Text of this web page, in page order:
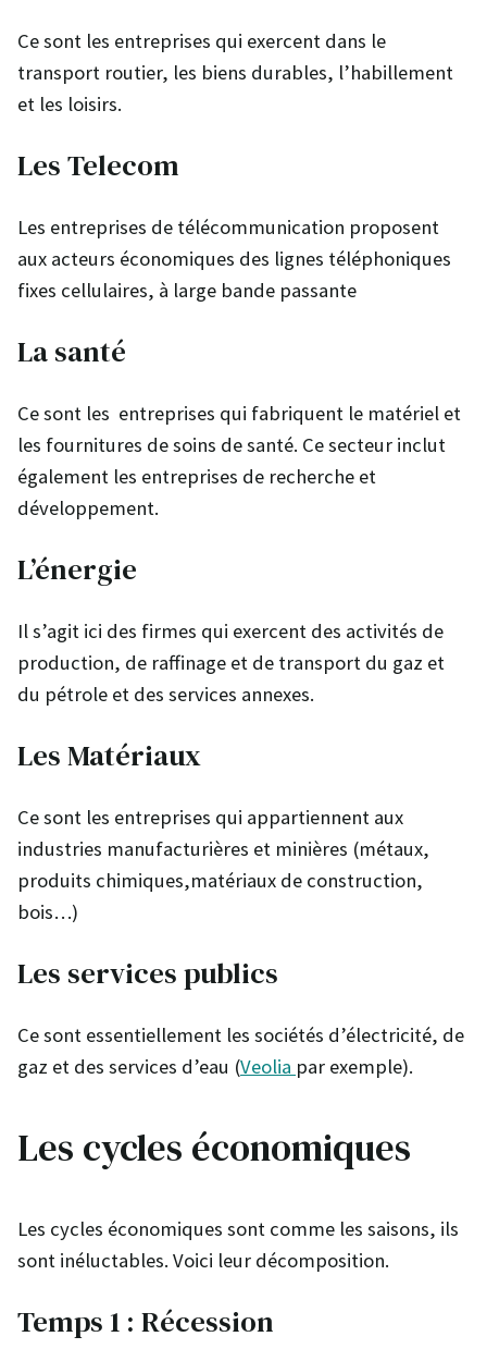
Ce sont les entreprises qui exercent dans le
transport routier, les biens durables, l’habillement
et les loisirs.
Les Telecom
Les entreprises de télécommunication proposent
aux acteurs économiques des lignes téléphoniques
fixes cellulaires, à large bande passante
La santé
Ce sont les entreprises qui fabriquent le matériel et
les fournitures de soins de santé. Ce secteur inclut
également les entreprises de recherche et
développement.
L’énergie
Il s’agit ici des firmes qui exercent des activités de
production, de raffinage et de transport du gaz et
du pétrole et des services annexes.
Les Matériaux
Ce sont les entreprises qui appartiennent aux
industries manufacturières et minières (métaux,
produits chimiques,matériaux de construction,
bois…)
Les services publics
Ce sont essentiellement les sociétés d’électricité, de
gaz et des services d’eau (Veolia par exemple).
Les cycles économiques
Les cycles économiques sont comme les saisons, ils
sont inéluctables. Voici leur décomposition.
Temps 1 : Récession